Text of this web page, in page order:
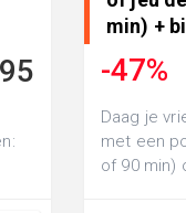
min) +
-47%
Daag je
met een
of 90 min)